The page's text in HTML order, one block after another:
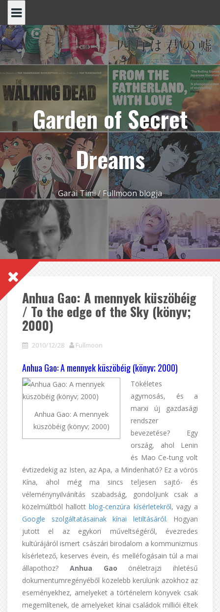
content
Garden of Secret
Dreams
Garai Timi / Fullmoon blogja
Anhua Gao: A mennyek küszöbéig
/ To the edge of the Sky (könyv;
2000)
2010/12/28 Fullmoon
Anhua Gao: A mennyek küszöbéig (könyv; 2000)
Anhua Gao: A mennyek
küszöbéig (könyv; 2000)
Tökéletes
agymosás, és a
marxi új gazdasági
rendszer
bevezetése? Egy
ország, ahol Lenin
és Mao Ce-tung volt
évtizedekig az Isten, az Apa, a Mindenható? Ez a vörös
Kína, ahol még ma sincs teljesen sajtó- és
véleménynyilvánítás szabadság, gondoljunk csak a
közelmúltból hallottblog-cenzúra kísérletekről, vagy a
Google szolgáltatásainak kínai letiltásáról. Hogyan
jutott el az egykori műveltségéről, évezredes
kultúrájáról ismert császári birodalom a kommunizmus
kísérletező, keserves évein, és melléfogásain túl a mai
állapothoz? Anhua Gao önéletrajzi ihletésű
dokumentumregényéből közelebb kerülünk azokhoz az
eseményekhez, amelyeket a történelem könyvek csak
megemlítenek, de amelyeket kínai családok milliói éltek